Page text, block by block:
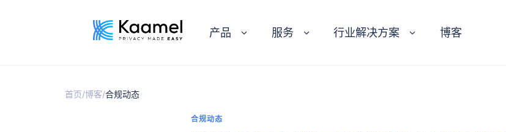
产品 服务 行业解决方案 博客
首页/博客/合规动态
合规动态